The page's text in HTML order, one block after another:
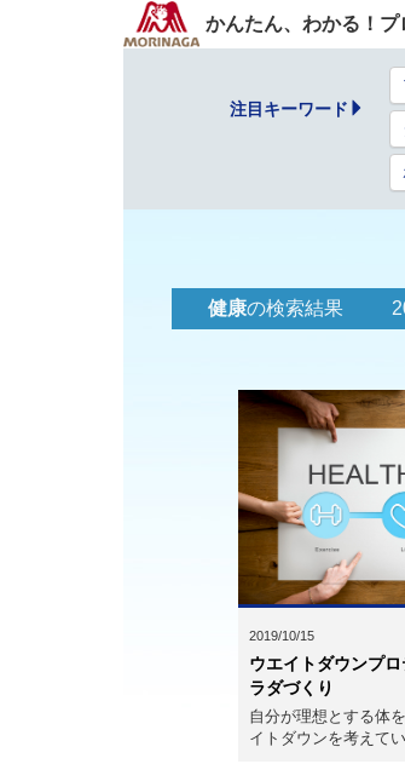
かんたん、わかる！
注目キーワード
健康の検索結果
2019/10/15
ウエイトダウンプ
ラダづくり
自分が理想とする体
イトダウンを考えて